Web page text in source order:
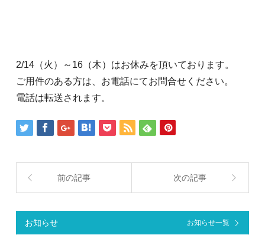
2/14（火）～16（木）はお休みを頂いております。
ご用件のある方は、お電話にてお問合せください。
電話は転送されます。
前の記事 次の記事
お知らせ お知らせ一覧